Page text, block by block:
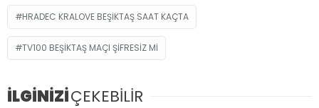
HRADEC KRALOVE BEŞIKTAŞ SAAT KAÇTA
TV100 BEŞIKTAŞ MAÇI ŞIFRESIZ MI
İLGİNİZİÇEKEBİLİR